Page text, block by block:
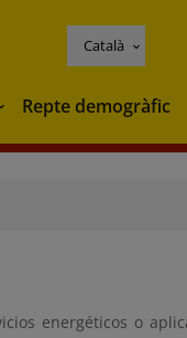
Català
ambient
Repte demogràfic
energéticos o